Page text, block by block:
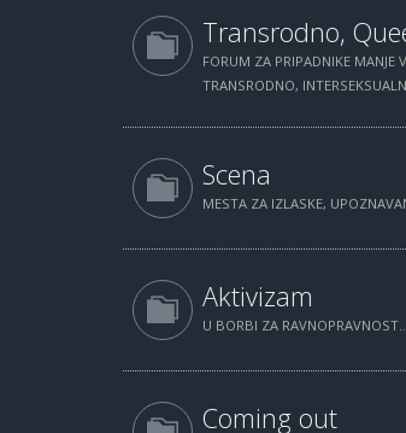
Transrodno,
FORUM ZA PRIPADNIKE MANJE
TRANSRODNO,
Scena
MESTA ZA IZLASKE,
Aktivizam
U BORBI ZA
Coming out